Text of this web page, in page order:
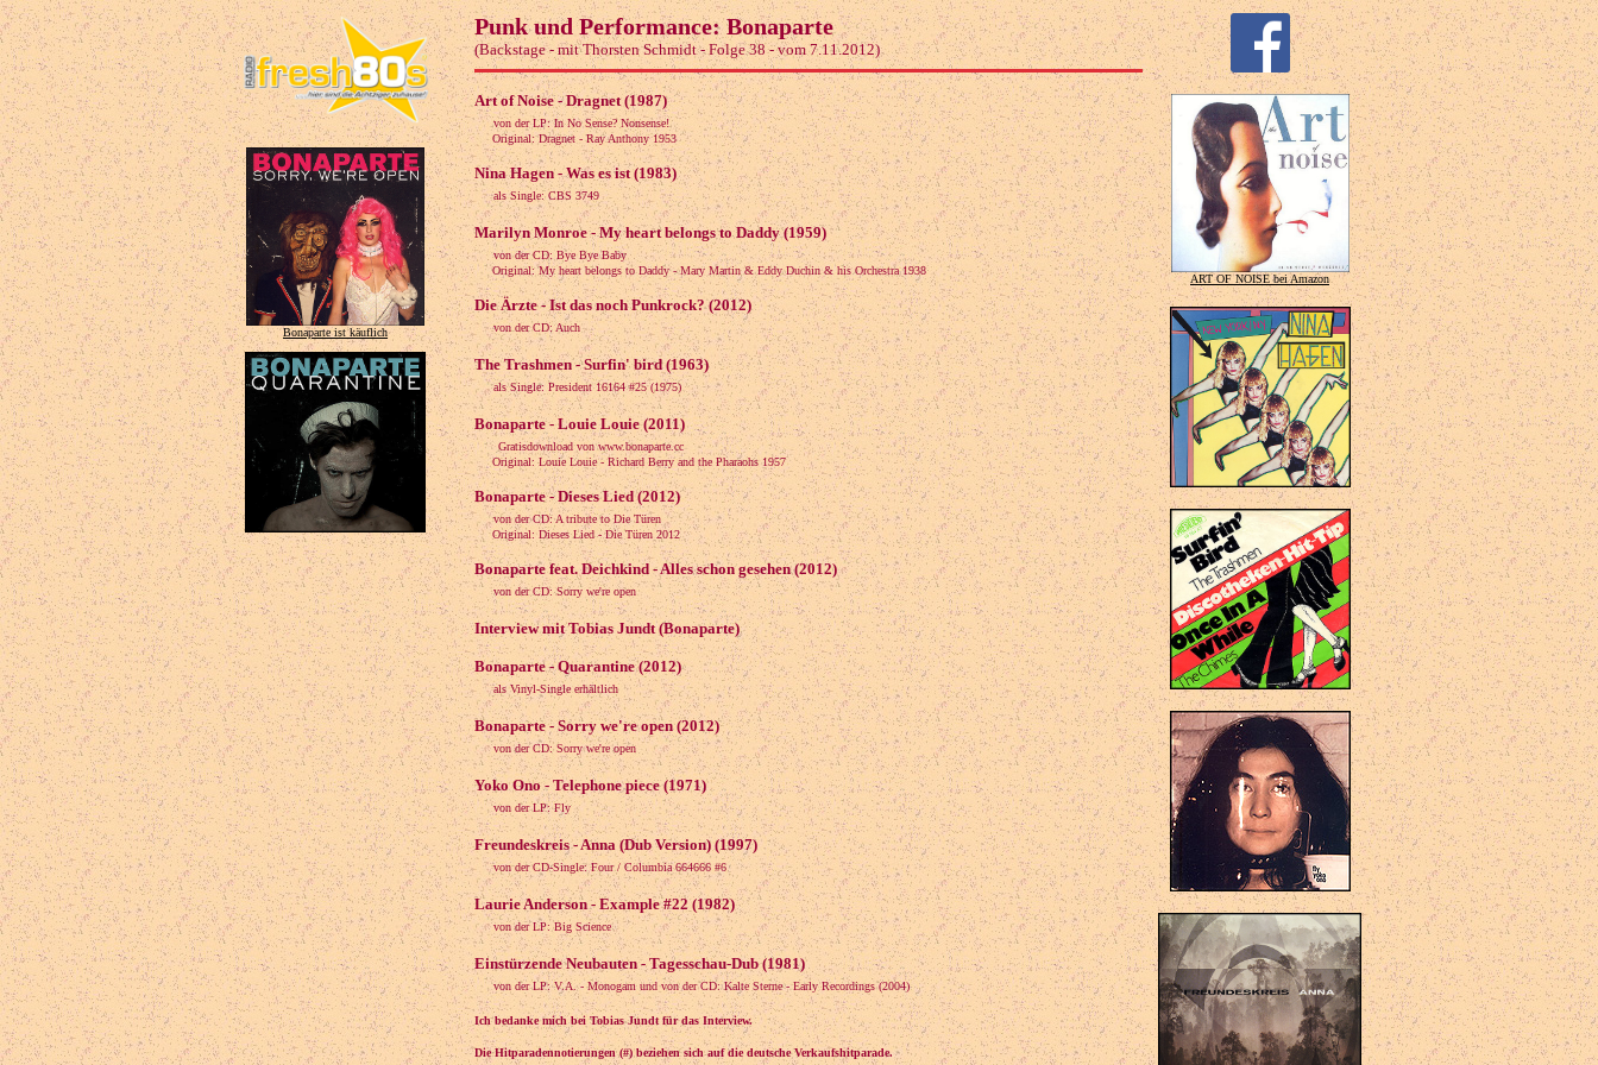
Bonaparte ist käuflich
Punk und Performance: Bonaparte
(Backstage - mit Thorsten Schmidt - Folge 38 - vom 7.11.2012)
Art of Noise - Dragnet (1987)
von der LP: In No Sense? Nonsense!
Original: Dragnet - Ray Anthony 1953
Nina Hagen - Was es ist (1983)
als Single: CBS 3749
Marilyn Monroe - My heart belongs to Daddy (1959)
von der CD: Bye Bye Baby
Original: My heart belongs to Daddy - Mary Martin & Eddy Duchin & his Orchestra 1938
Die Ärzte - Ist das noch Punkrock? (2012)
von der CD: Auch
The Trashmen - Surfin' bird (1963)
als Single: President 16164 #25 (1975)
Bonaparte - Louie Louie (2011)
Gratisdownload von www.bonaparte.cc
Original: Louie Louie - Richard Berry and the Pharaohs 1957
Bonaparte - Dieses Lied (2012)
von der CD: A tribute to Die Türen
Original: Dieses Lied - Die Türen 2012
Bonaparte feat. Deichkind - Alles schon gesehen (2012)
von der CD: Sorry we're open
Interview mit Tobias Jundt (Bonaparte)
Bonaparte - Quarantine (2012)
als Vinyl-Single erhältlich
Bonaparte - Sorry we're open (2012)
von der CD: Sorry we're open
Yoko Ono - Telephone piece (1971)
von der LP: Fly
Freundeskreis - Anna (Dub Version) (1997)
von der CD-Single: Four / Columbia 664666 #6
Laurie Anderson - Example #22 (1982)
von der LP: Big Science
Einstürzende Neubauten - Tagesschau-Dub (1981)
von der LP: V.A. - Monogam und von der CD: Kalte Sterne - Early Recordings (2004)
Ich bedanke mich bei Tobias Jundt für das Interview.
Die Hitparadennotierungen (#) beziehen sich auf die deutsche Verkaufshitparade.
ART OF NOISE bei Amazon